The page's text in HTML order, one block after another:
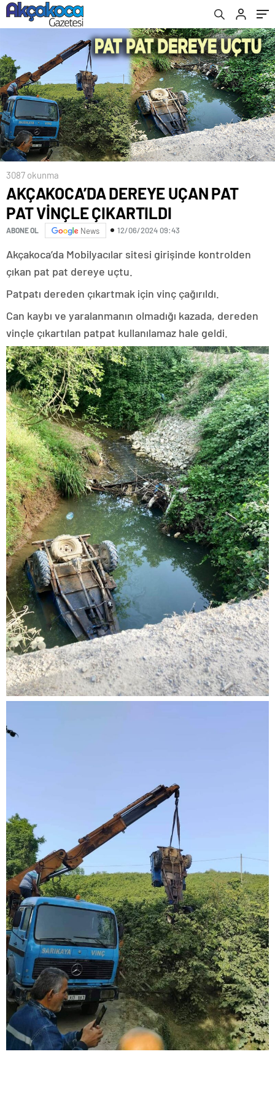
3087 okunma
AKÇAKOCA’DA DEREYE UÇAN PAT
PAT VİNÇLE ÇIKARTILDI
ABONE OL News 12/06/2024 09:43
Akçakoca’da Mobilyacılar sitesi girişinde kontrolden
çıkan pat pat dereye uçtu.
Patpatı dereden çıkartmak için vinç çağırıldı.
Can kaybı ve yaralanmanın olmadığı kazada, dereden
vinçle çıkartılan patpat kullanılamaz hale geldi.
VEDA ETTİ